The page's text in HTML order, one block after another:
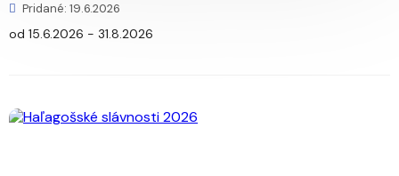
Pridané: 19.6.2026
od 15.6.2026 - 31.8.2026